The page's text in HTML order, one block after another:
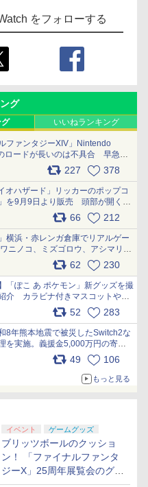
をフォローする
グ
グ いいねランキング
ファンタジーXIV」Nintendo
ロードが長いのは不具合 早急に
できるよう対応中227 378
オハザード」リッカーのポップコ
を9月9日より販売 頭部が開く仕
怖を堪のう「味噌フレーバー」
66 212
横浜・赤レンガ倉庫でリアルゲー
ニノコ、ミズゴロウ、アシマリ登
場シーンをレポート pic.x.com/LDgEByVl6D
62 230
「ぽこ あ ポケモン」新グッズを撮
介 カラビナ付きマスコットやス
52 283
8年熊本地震で被災したSwitch2な
を実施。義援金5,000万円の寄付
発表 pic.x.com/BAYsMfUfUC
49 106
もっと見る
イベント ゲームグッズ
ブリッツボールのクッショ
ン！ 「ファイナルファンタ
ジーX」25周年展覧会のグッ
ズ情報が公開